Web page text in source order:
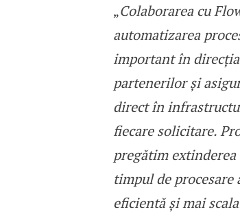
„Colaborarea cu
automatizarea
important în
partenerilor și
direct în
fiecare solicitare.
pregătim
timpul de
eficientă și mai